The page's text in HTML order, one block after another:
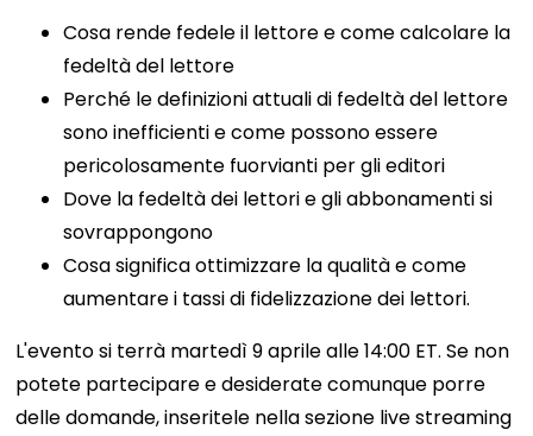
Cosa rende fedele il lettore e come calcolare la
fedeltà del lettore
Perché le definizioni attuali di fedeltà del lettore
sono inefficienti e come possono essere
pericolosamente fuorvianti per gli editori
Dove la fedeltà dei lettori e gli abbonamenti si
sovrappongono
Cosa significa ottimizzare la qualità e come
aumentare i tassi di fidelizzazione dei lettori.
L'evento si terrà martedì 9 aprile alle 14:00 ET. Se non
potete partecipare e desiderate comunque porre
delle domande, inseritele nella sezione live streaming